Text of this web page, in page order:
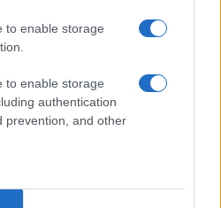
to enable storage
to enable storage
authentication
prevention, and other